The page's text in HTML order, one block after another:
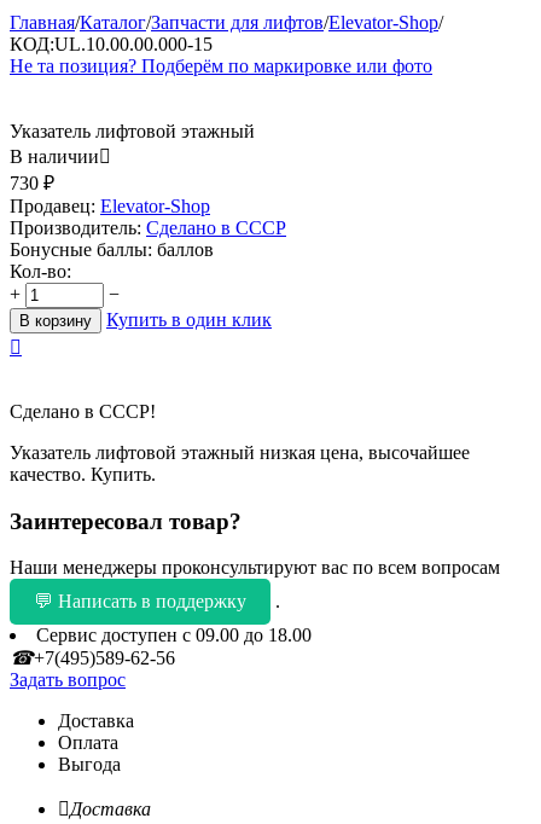
Главная/Каталог/Запчасти для лифтов/Elevator-Shop/
КОД:UL.10.00.00.000-15
Не та позиция? Подберём по маркировке или фото
Указатель лифтовой этажный
В наличии
730 ₽
Продавец: Elevator-Shop
Производитель: Сделано в СССР
Бонусные баллы: баллов
Кол-во:
+
−
В корзину
Купить в один клик

Сделано в СССР!
Указатель лифтовой этажный низкая цена, высочайшее
качество. Купить.
Заинтересовал товар?
Наши менеджеры проконсультируют вас по всем вопросам
💬 Написать в поддержку
.
Сервис доступен с 09.00 до 18.00
☎+7(495)589-62-56
Задать вопрос
Доставка
Оплата
Выгода
Доставка